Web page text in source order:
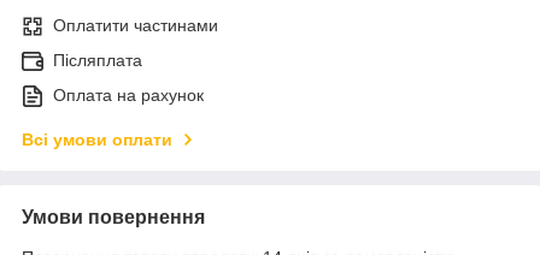
Оплатити частинами
Післяплата
Оплата на рахунок
Всі умови оплати
Умови повернення